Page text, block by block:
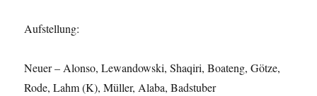
Aufstellung:
Neuer – Alonso, Lewandowski, Shaqiri, Boateng, Götze,
Rode, Lahm (K), Müller, Alaba, Badstuber